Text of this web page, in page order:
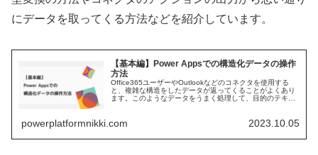
にデータを取ってくる方法などを紹介しています。
【基本編】Power Appsでの構造化データの操作
方法
Office365ユーザーやOutlookなどのコネクタを使用する
と、複雑な構造をしたデータが返ってくることがよくあり
ます。このようなデータをうまく処理して、目的のテキス
powerplatformnikki.com 2023.10.05